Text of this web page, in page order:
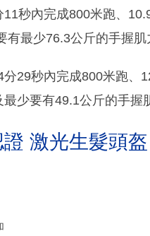
秒內完成800米跑、
最少76.3公斤的手握肌
29秒內完成800米跑、
少要有49.1公斤的手握
激光生髮頭盔